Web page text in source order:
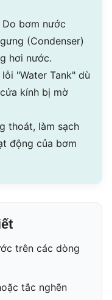
Do bơm nước
(Condenser)
hơi nước.
"Water Tank" dù
kính bị mờ
thoát, làm sạch
động của bơm
trên các dòng
tắc nghẽn